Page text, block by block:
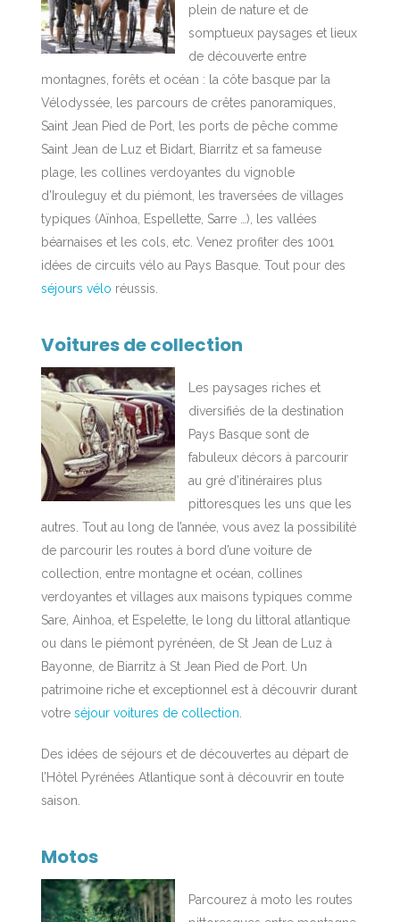
plein de nature et de
somptueux paysages et lieux
de découverte entre
montagnes, forêts et océan : la côte basque par la
Vélodyssée, les parcours de crêtes panoramiques,
Saint Jean Pied de Port, les ports de pêche comme
Saint Jean de Luz et Bidart, Biarritz et sa fameuse
plage, les collines verdoyantes du vignoble
d’Irouleguy et du piémont, les traversées de villages
typiques (Aïnhoa, Espellette, Sarre …), les vallées
béarnaises et les cols, etc. Venez profiter des 1001
idées de circuits vélo au Pays Basque. Tout pour des
séjours vélo réussis.
Voitures de collection
Les paysages riches et
diversifiés de la destination
Pays Basque sont de
fabuleux décors à parcourir
au gré d’itinéraires plus
pittoresques les uns que les
autres. Tout au long de l’année, vous avez la possibilité
de parcourir les routes à bord d’une voiture de
collection, entre montagne et océan, collines
verdoyantes et villages aux maisons typiques comme
Sare, Ainhoa, et Espelette, le long du littoral atlantique
ou dans le piémont pyrénéen, de St Jean de Luz à
Bayonne, de Biarritz à St Jean Pied de Port. Un
patrimoine riche et exceptionnel est à découvrir durant
votreséjour voitures de collection
Des idées de séjours et de découvertes au départ de
l’Hôtel Pyrénées Atlantique sont à découvrir en toute
saison.
Motos
Parcourez à moto les routes